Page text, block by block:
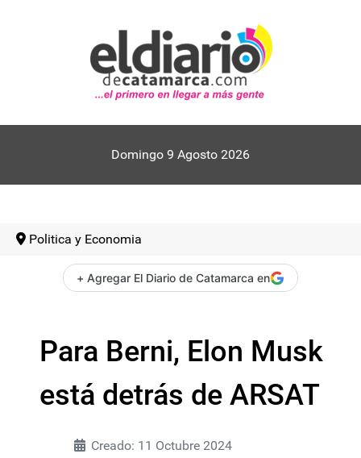
Domingo 9 Agosto 2026
Politica y Economia
+ Agregar El Diario de Catamarca en
Para Berni, Elon Musk
está detrás de ARSAT
Creado: 11 Octubre 2024